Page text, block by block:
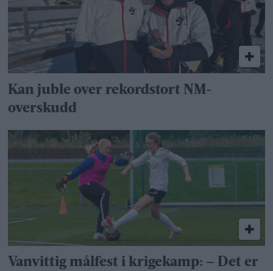
Kan juble over rekordstort NM-
overskudd
Vanvittig målfest i krigekamp: – Det er